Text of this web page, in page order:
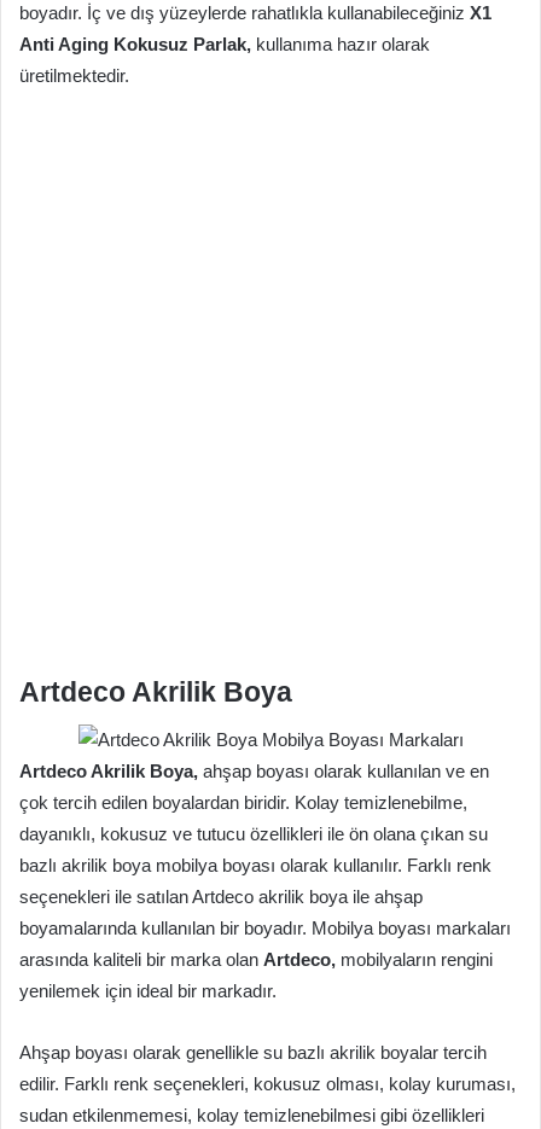
boyadır. İç ve dış yüzeylerde rahatlıkla kullanabileceğiniz X1
Anti Aging Kokusuz Parlak, kullanıma hazır olarak
üretilmektedir.
Artdeco Akrilik Boya
Artdeco Akrilik Boya, ahşap boyası olarak kullanılan ve en
çok tercih edilen boyalardan biridir. Kolay temizlenebilme,
dayanıklı, kokusuz ve tutucu özellikleri ile ön olana çıkan su
bazlı akrilik boya mobilya boyası olarak kullanılır. Farklı renk
seçenekleri ile satılan Artdeco akrilik boya ile ahşap
boyamalarında kullanılan bir boyadır. Mobilya boyası markaları
arasında kaliteli bir marka olan Artdeco, mobilyaların rengini
yenilemek için ideal bir markadır.
Ahşap boyası olarak genellikle su bazlı akrilik boyalar tercih
edilir. Farklı renk seçenekleri, kokusuz olması, kolay kuruması,
sudan etkilenmemesi, kolay temizlenebilmesi gibi özellikleri